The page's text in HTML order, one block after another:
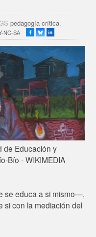
pedagogía crítica,
NC-SA
de Educación y
Bío - WIKIMEDIA
se educa a si mismo—,
si con la mediación del